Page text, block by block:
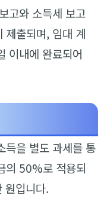
고와 소득세 보고
제출되며, 임대 계
이내에 완료되어
득을 별도 과세를 통
의 50%로 적용되
원입니다.